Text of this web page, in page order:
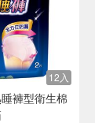
12入
褲型衛生棉